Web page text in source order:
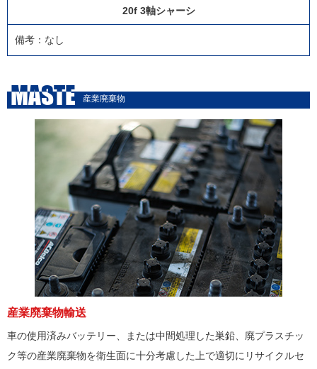
20f 3軸シャーシ
備考：なし
MASTE 産業廃棄物
産業廃棄物輸送
車の使用済みバッテリー、または中間処理した巣鉛、廃プラスチッ
ク等の産業廃棄物を衛生面に十分考慮した上で適切にリサイクルセ